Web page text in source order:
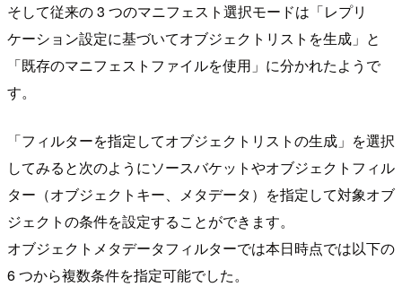
そして従来の 3 つのマニフェスト選択モードは「レプリ
ケーション設定に基づいてオブジェクトリストを生成」と
「既存のマニフェストファイルを使用」に分かれたようで
す。
「フィルターを指定してオブジェクトリストの生成」を選択
してみると次のようにソースバケットやオブジェクトフィル
ター（オブジェクトキー、メタデータ）を指定して対象オブ
ジェクトの条件を設定することができます。
オブジェクトメタデータフィルターでは本日時点では以下の
6 つから複数条件を指定可能でした。